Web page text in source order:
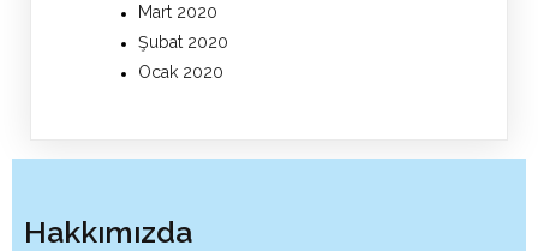
Mart 2020
Şubat 2020
Ocak 2020
Hakkımızda